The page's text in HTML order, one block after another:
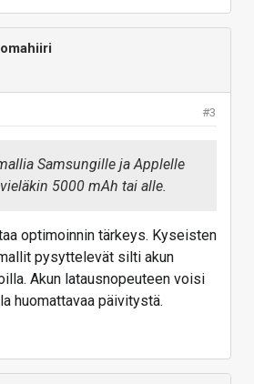
#3
Samsungille ja Applelle
5000 mAh tai alle.
optimoinnin tärkeys. Kyseisten
pysyttelevät silti akun
Akun latausnopeuteen voisi
huomattavaa päivitystä.